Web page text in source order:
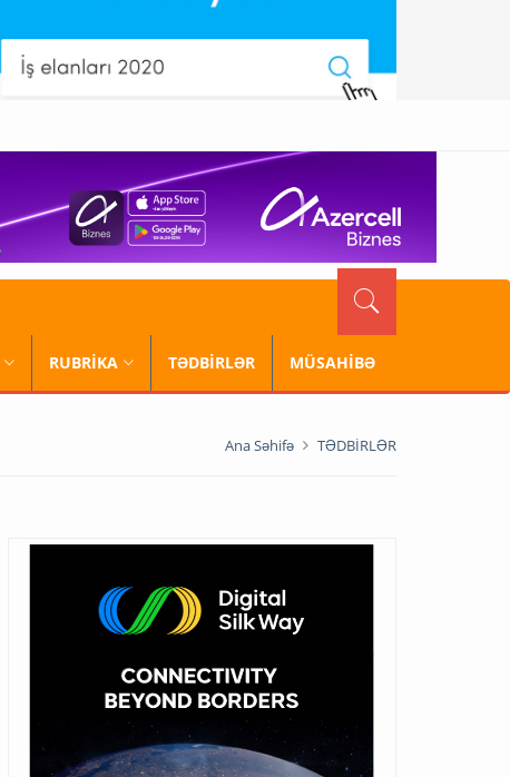
RUBRİKA TƏDBİRLƏR MÜSAHİBƏ
Ana Səhifə TƏDBİRLƏR